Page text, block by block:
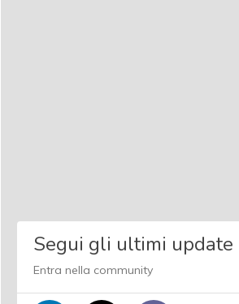
Segui gli ultimi update
Entra nella community